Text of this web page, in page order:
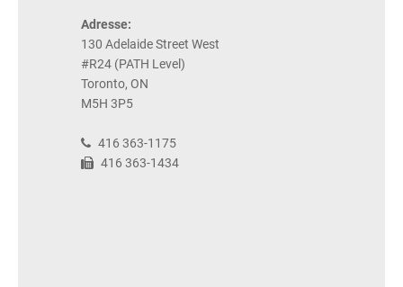
Adresse:
130 Adelaide Street West
#R24 (PATH Level)
Toronto, ON
M5H 3P5
416 363-1175
416 363-1434